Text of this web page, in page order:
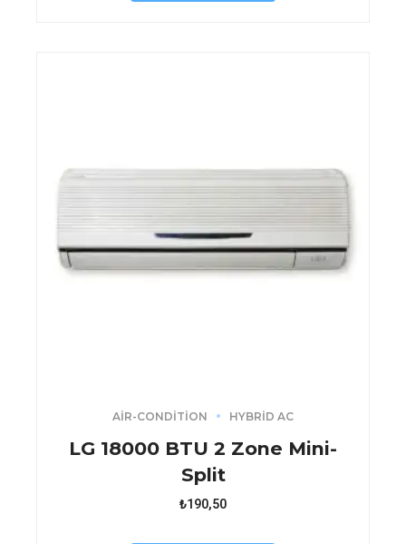
AIR-CONDITION HYBRID AC
LG 18000 BTU 2 Zone Mini-
Split
₺190,50